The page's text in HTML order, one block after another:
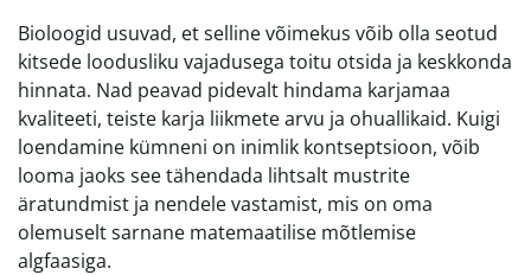
Bioloogid usuvad, et selline võimekus võib olla seotud
kitsede loodusliku vajadusega toitu otsida ja keskkonda
hinnata. Nad peavad pidevalt hindama karjamaa
kvaliteeti, teiste karja liikmete arvu ja ohuallikaid. Kuigi
loendamine kümneni on inimlik kontseptsioon, võib
looma jaoks see tähendada lihtsalt mustrite
äratundmist ja nendele vastamist, mis on oma
olemuselt sarnane matemaatilise mõtlemise
algfaasiga.